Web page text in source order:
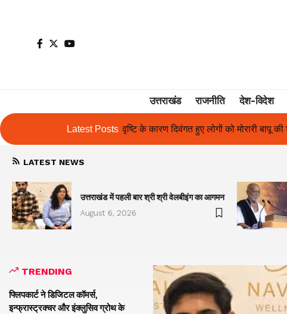
उत्तराखंड राजनीति देश-विदेश
Latest Posts
दिवंगत हुए लोगों को मोरारी बापू की श्रद्धांजलि और उनके परिजनों को सहायता
LATEST NEWS
उत्तराखंड में पहली बार श्री श्री वेलबीइंग का आगमन
August 6, 2026
TRENDING
फ्लिपकार्ट ने डिजिटल कॉमर्स,
इन्फ्रास्ट्रक्चर और इंक्लुसिव ग्रोथ के